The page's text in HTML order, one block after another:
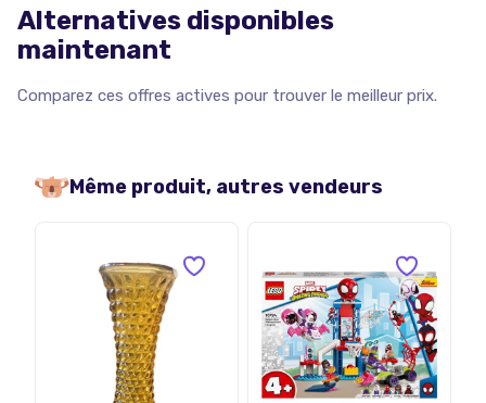
Alternatives disponibles
maintenant
Comparez ces offres actives pour trouver le meilleur prix.
Même produit, autres vendeurs